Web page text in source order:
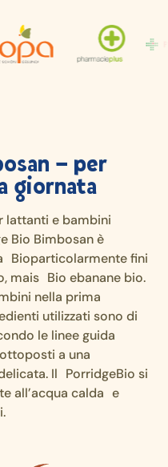
– per
giornata
lattanti e bambini
Bio Bimbosan è
Bioparticolarmente fini
mais Bio ebanane bio.
nella prima
utilizzati sono di
le linee guida
a una
Il PorridgeBio si
all’acqua calda e